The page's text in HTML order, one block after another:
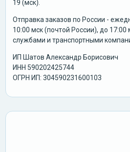
19 (мск).
Отправка заказов по России -
10:00 мск (почтой России), до 17:00
службами и транспортными
ИП Шатов Александр Борисович
ИНН 590202425744
ОГРН ИП: 304590231600103